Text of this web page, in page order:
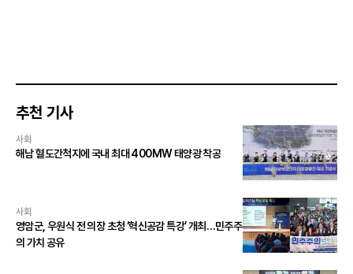
추천 기사
사회
해남 혈도간척지에 국내 최대 400MW 태양광 착공
사회
영암군, 우원식 전 의장 초청 ‘혁신공감 특강’ 개최…민주주
의 가치 공유